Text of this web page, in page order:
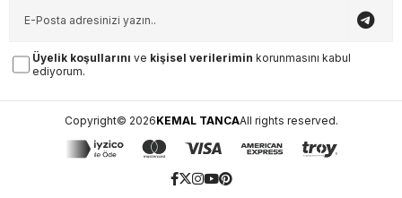
Üyelik koşullarını ve kişisel verilerimin korunmasını kabul
ediyorum.
Copyright© 2026KEMAL TANCAAll rights reserved.